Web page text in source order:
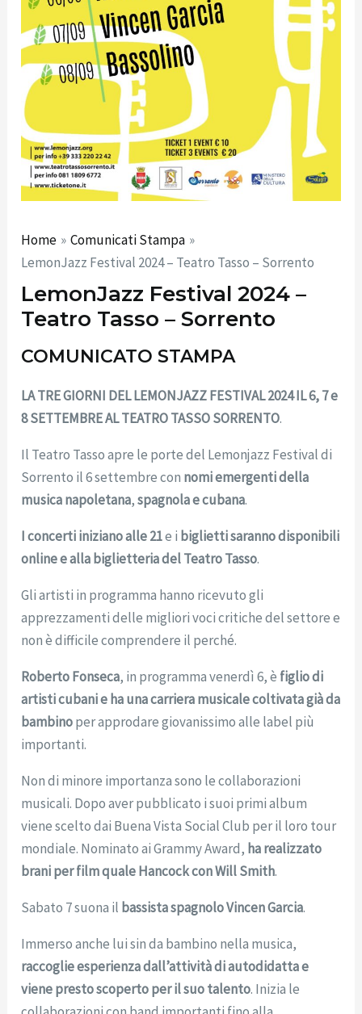
Home
Comunicati Stampa
LemonJazz Festival 2024 – Teatro Tasso – Sorrento
LemonJazz Festival 2024 –
Teatro Tasso – Sorrento
COMUNICATO STAMPA
LA TRE GIORNI DEL LEMONJAZZ FESTIVAL 2024 IL 6, 7 e
8 SETTEMBRE AL TEATRO TASSO SORRENTO.
Il Teatro Tasso apre le porte del Lemonjazz Festival di
Sorrento il 6 settembre con nomi emergenti della
musica napoletana,spagnola e cubana.
I concerti iniziano alle 21e i biglietti saranno disponibili
online e alla biglietteria del Teatro Tasso.
Gli artisti in programma hanno ricevuto gli
apprezzamenti delle migliori voci critiche del settore e
non è difficile comprendere il perché.
Roberto Fonseca, in programma venerdì 6, è figlio di
artisti cubani e ha una carriera musicale coltivata già da
bambinoper approdare giovanissimo alle label più
importanti.
Non di minore importanza sono le collaborazioni
musicali. Dopo aver pubblicato i suoi primi album
viene scelto dai Buena Vista Social Club per il loro tour
mondiale. Nominato ai Grammy Award, ha realizzato
brani per film quale Hancock con Will Smith.
Sabato 7 suona il bassista spagnolo Vincen Garcia.
Immerso anche lui sin da bambino nella musica,
raccoglie esperienza dall’attività di autodidatta e
viene presto scoperto per il suo talento. Inizia le